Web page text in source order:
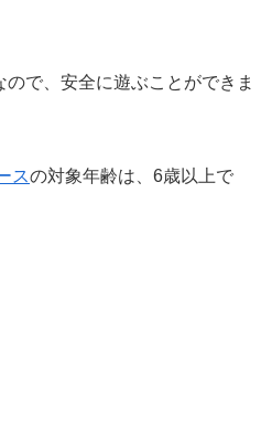
で、安全に遊ぶことができま
スの対象年齢は、6歳以上で